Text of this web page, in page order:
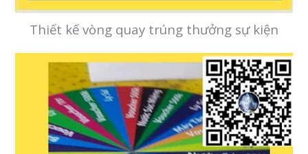
Thiết kế vòng quay trúng thưởng sự kiện